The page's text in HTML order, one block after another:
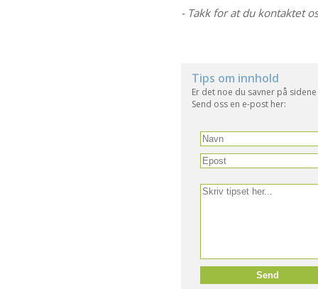
- Takk for at du kontaktet
Tips om innhold
Er det noe du savner på
Send oss en e-post her: